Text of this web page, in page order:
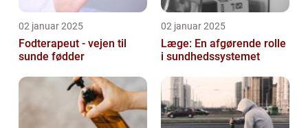
02 januar 2025
Fodterapeut - vejen til
sunde fødder
02 januar 2025
Læge: En afgørende rolle
i sundhedssystemet